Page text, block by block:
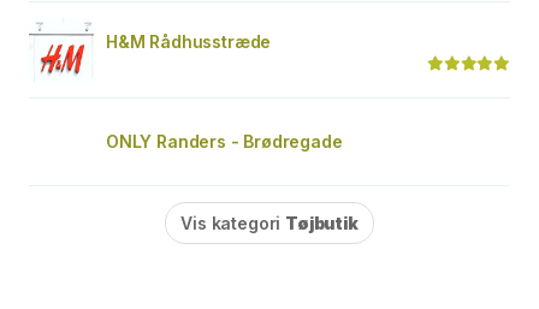
H&M Rådhusstræde
ONLY Randers - Brødregade
Vis kategori Tøjbutik